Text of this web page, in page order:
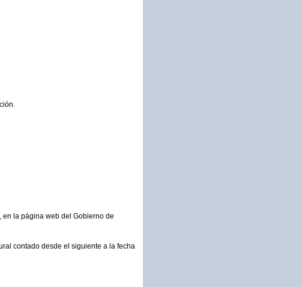
la página web del Gobierno de
contado desde el siguiente a la fecha